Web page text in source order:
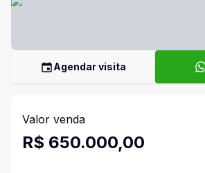
Agendar visita
Valor venda
R$ 650.000,00